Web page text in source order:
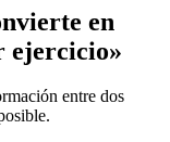
en
ejercicio»
entre dos